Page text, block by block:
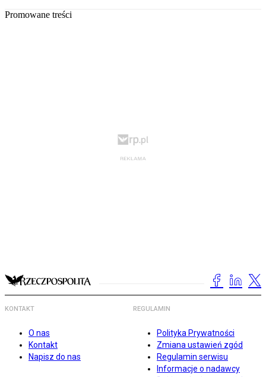
Promowane treści
KONTAKT
O nas
Kontakt
Napisz do nas
REGULAMIN
Polityka Prywatności
Zmiana ustawień zgód
Regulamin serwisu
Informacje o nadawcy